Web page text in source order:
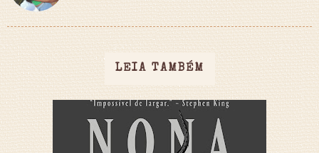
LEIA TAMBÉM